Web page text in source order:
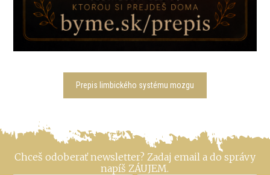
Prepis limbického systému mozgu
Chceš odoberať newsletter? Zadaj email a do správy
napíš ZÁUJEM.